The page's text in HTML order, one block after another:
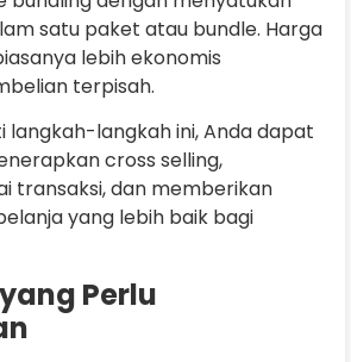
satu paket atau bundle. Harga
lebih ekonomis
terpisah.
langkah-langkah ini, Anda dapat
cross selling,
transaksi, dan memberikan
yang lebih baik bagi
Perlu